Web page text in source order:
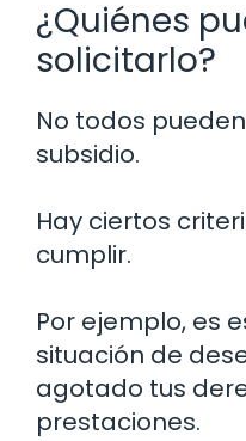
¿Quiénes
solicitarlo?
No todos
subsidio.
Hay ciertos
cumplir.
Por ejemplo, es
situación de
agotado tus
prestaciones.